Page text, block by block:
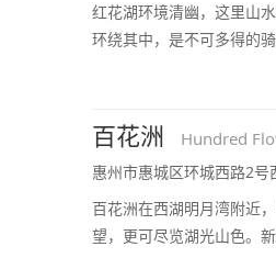
红花湖环境清幽，这里山
环绕其中，是不可多得的
百花洲 Hundred
惠州市惠城区环城西路2号
百花洲在西湖明月湾附近
望，更可尽览湖光山色。